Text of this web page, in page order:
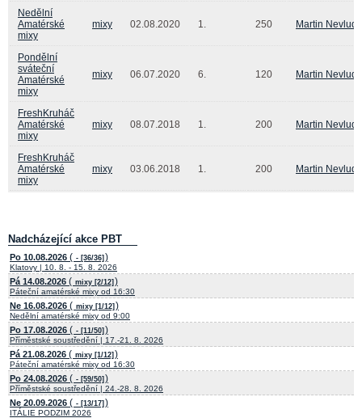
Nedělní
Amatérské
mixy
mixy 02.08.2020 1. 250 Martin Nevlud
Pondělní
sváteční
Amatérské
mixy
mixy 06.07.2020 6. 120 Martin Nevlud
FreshKruháč
Amatérské
mixy
mixy 08.07.2018 1. 200 Martin Nevlud
FreshKruháč
Amatérské
mixy
mixy 03.06.2018 1. 200 Martin Nevlud
Nadcházející akce PBT
Po 10.08.2026 ( - [36/36] )
Klatovy | 10. 8. - 15. 8. 2026
Pá 14.08.2026 ( mixy [2/12] )
Páteční amatérské mixy od 16:30
Ne 16.08.2026 ( mixy [1/12] )
Nedělní amatérské mixy od 9:00
Po 17.08.2026 ( - [11/50] )
Příměstské soustředění | 17.-21. 8. 2026
Pá 21.08.2026 ( mixy [1/12] )
Páteční amatérské mixy od 16:30
Po 24.08.2026 ( - [59/50] )
Příměstské soustředění | 24.-28. 8. 2026
Ne 20.09.2026 ( - [13/17] )
ITÁLIE PODZIM 2026